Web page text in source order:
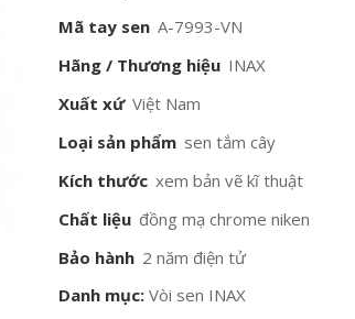
Mã tay sen A-7993-VN
Hãng / Thương hiệu INAX
Xuất xứ Việt Nam
Loại sản phẩm sen tắm cây
Kích thước xem bản vẽ kĩ thuật
Chất liệu đồng mạ chrome niken
Bảo hành 2 năm điện tử
Danh mục: Vòi sen INAX